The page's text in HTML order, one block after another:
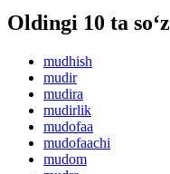
Oldingi 10 ta so‘z
mudhish
mudir
mudira
mudirlik
mudofaa
mudofaachi
mudom